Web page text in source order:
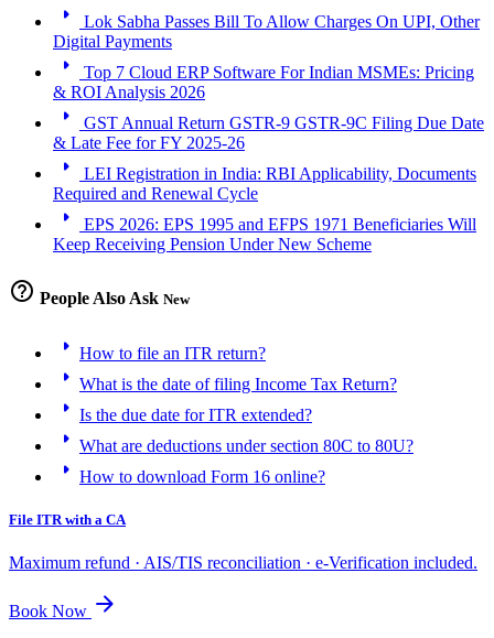
arrow_right
Lok Sabha Passes Bill To Allow Charges On UPI, Other
Digital Payments
arrow_right
Top 7 Cloud ERP Software For Indian MSMEs: Pricing
& ROI Analysis 2026
arrow_right
GST Annual Return GSTR-9 GSTR-9C Filing Due Date
& Late Fee for FY 2025-26
arrow_right
LEI Registration in India: RBI Applicability, Documents
Required and Renewal Cycle
arrow_right
EPS 2026: EPS 1995 and EFPS 1971 Beneficiaries Will
Keep Receiving Pension Under New Scheme
help_outline People Also Ask New
arrow_right How to file an ITR return?
arrow_right What is the date of filing Income Tax Return?
arrow_right Is the due date for ITR extended?
arrow_right What are deductions under section 80C to 80U?
arrow_right How to download Form 16 online?
File ITR with a CA
Maximum refund · AIS/TIS reconciliation · e-Verification included.
Book Now arrow_forward